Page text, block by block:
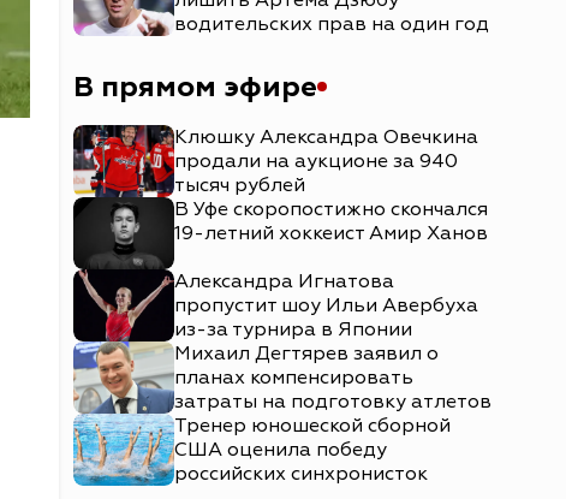
водительских прав на один год
В прямом эфире
Клюшку Александра Овечкина
продали на аукционе за 940
тысяч рублей
В Уфе скоропостижно скончался
19-летний хоккеист Амир Ханов
Александра Игнатова
пропустит шоу Ильи Авербуха
из-за турнира в Японии
Михаил Дегтярев заявил о
планах компенсировать
затраты на подготовку атлетов
Тренер юношеской сборной
США оценила победу
российских синхронисток